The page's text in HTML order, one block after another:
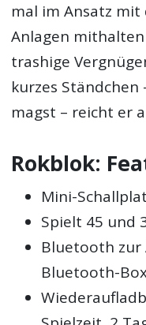
mal im Ansatz
Anlagen
trashige
kurzes Ständchen
magst – reicht er
Rokblok:
Mini-
Spielt 45 und
Bluetooth zur
Bluetooth-